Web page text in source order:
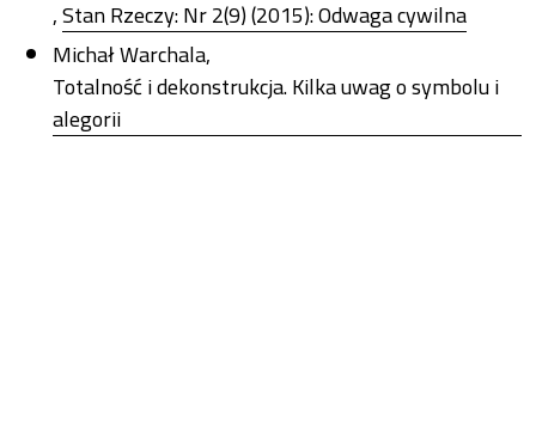
,Stan Rzeczy: Nr 2(9) (2015): Odwaga cywilna
Michał Warchala,
Totalność i dekonstrukcja. Kilka uwag o symbolu i
alegorii